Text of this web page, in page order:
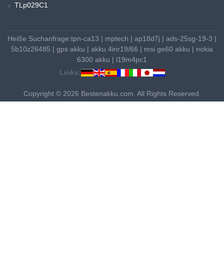
TLp029C1
Heiße Suchanfrage:tpn-ca13 | mptech | ap18d7j | ads-25sg-19-3 |
5b10z26485 | gps akku | akku 4inr19/66 | msi ge60 akku | nokia
6300 akku | l19m4pc1
Links:
Copyright © 2026 Bestenakku.com. All Rights Reserved.